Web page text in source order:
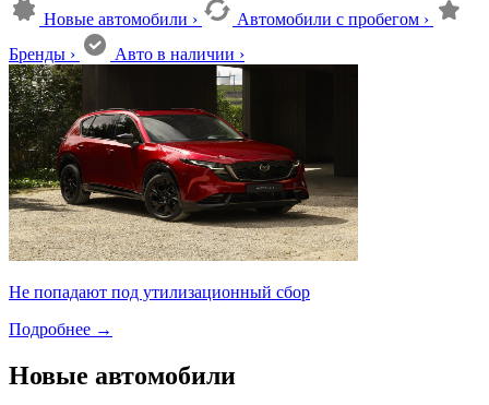
Новые автомобили › Автомобили с пробегом ›
Бренды › Авто в наличии ›
Не попадают под утилизационный сбор
Подробнее →
Новые автомобили